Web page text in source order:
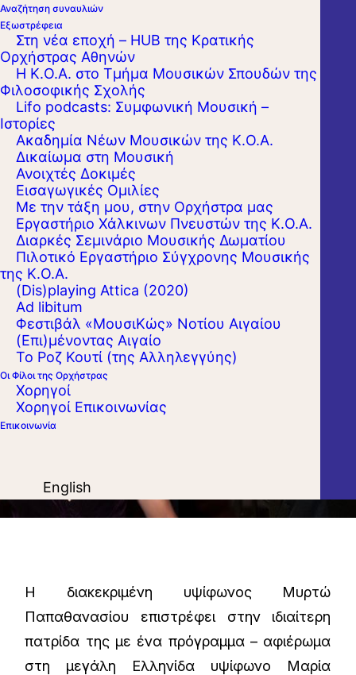
Αναζήτηση συναυλιών
Εξωστρέφεια
Στη νέα εποχή – HUB της Κρατικής
Ορχήστρας Αθηνών
Η Κ.Ο.Α. στο Τμήμα Μουσικών Σπουδών της
Φιλοσοφικής Σχολής
Lifo podcasts: Συμφωνική Μουσική –
Ιστορίες
Ακαδημία Νέων Μουσικών της Κ.Ο.Α.
Δικαίωμα στη Μουσική
Ανοιχτές Δοκιμές
Εισαγωγικές Ομιλίες
Με την τάξη μου, στην Ορχήστρα μας
Εργαστήριo Χάλκινων Πνευστών της Κ.Ο.Α.
Διαρκές Σεμινάριο Μουσικής Δωματίου
Πιλοτικό Εργαστήριο Σύγχρονης Μουσικής
της Κ.Ο.Α.
(Dis)playing Attica (2020)
Ad libitum
Φεστιβάλ «ΜουσιΚώς» Νοτίου Αιγαίου
(Επι)μένοντας Αιγαίο
Το Ροζ Κουτί (της Αλληλεγγύης)
Οι Φίλοι της Ορχήστρας
Χορηγοί
Χορηγοί Επικοινωνίας
Επικοινωνία
English
δοθούν υπέρ των πληγέντων από
τις καταστροφικές πλημμύρες. Η
συναυλία θα μεταδοθεί ζωντανά
στην πλατεία Αγίου Βησσαρίωνος
για όσους επιθυμούν να την
παρακολουθήσουν αλλά δεν
βρήκαν εισιτήριο.
Κυρ. 17 Σεπτεμβρίου 2023 20:30
ΔΗΜΟΤΙΚΟ ΩΔΕΙΟ ΛΑΡΙΣΑΣ
H διακεκριμένη υψίφωνος Μυρτώ
Παπαθανασίου επιστρέφει στην ιδιαίτερη
πατρίδα της με ένα πρόγραμμα – αφιέρωμα
στη μεγάλη Ελληνίδα υψίφωνο Μαρία